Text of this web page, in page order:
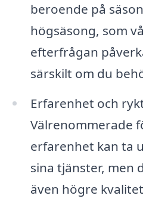
beroende på
högsäsong, som
efterfrågan
särskilt om du
Erfarenhet och
Välrenommerade
erfarenhet kan ta
sina tjänster, men
även högre